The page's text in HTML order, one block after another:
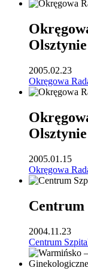
Olsztynie
2005.02.23
Okręgowa
Olsztynie
2005.01.15
Okręgowa
Centrum
2004.11.23
Centrum